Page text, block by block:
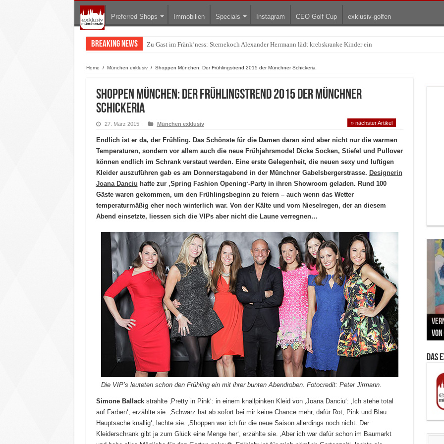
Preferred Shops Immobilien Specials Instagram CEO Golf Cup exklusiv-golfen
Breaking News Warum München gerade zum Treffpunkt der Lingerie-Branche wurde
Home / München exklusiv / Shoppen München: Der Frühlingstrend 2015 der Münchner Schickeria
Shoppen München: Der Frühlingstrend 2015 der Münchner
Schickeria
27. März 2015 München exklusiv » nächster Artikel
Endlich ist er da, der Frühling. Das Schönste für die Damen daran sind aber nicht nur die warmen
Temperaturen, sondern vor allem auch die neue Frühjahrsmode! Dicke Socken, Stiefel und Pullover
können endlich im Schrank verstaut werden. Eine erste Gelegenheit, die neuen sexy und luftigen
Kleider auszuführen gab es am Donnerstagabend in der Münchner Gabelsbergerstrasse. Designerin
Joana Danciu hatte zur ‚Spring Fashion Opening‘-Party in ihren Showroom geladen. Rund 100
Gäste waren gekommen, um den Frühlingsbeginn zu feiern – auch wenn das Wetter
temperaturmäßig eher noch winterlich war. Von der Kälte und vom Nieselregen, der an diesem
Abend einsetzte, liessen sich die VIPs aber nicht die Laune verregnen…
Die VIP’s leuteten schon den Frühling ein mit ihrer bunten Abendroben. Fotocredit: Peter Jirmann.
Simone Ballackstrahlte ‚Pretty in Pink‘: in einem knallpinken Kleid von ‚Joana Danciu‘: ‚Ich stehe total
auf Farben‘, erzählte sie. ‚Schwarz hat ab sofort bei mir keine Chance mehr, dafür Rot, Pink und Blau.
Hauptsache knallig‘, lachte sie. ‚Shoppen war ich für die neue Saison allerdings noch nicht. Der
Kleiderschrank gibt ja zum Glück eine Menge her‘, erzählte sie. ‚Aber ich war dafür schon im Baumarkt
Zu
Das